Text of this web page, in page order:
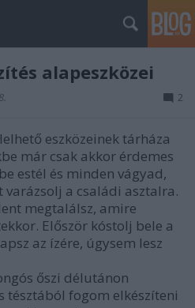
alapeszközei
2
eszközeinek tárháza
már csak akkor érdemes
estél és minden vágyad,
varázsolj a családi asztalra.
megtalálsz, amire
Először kóstolj bele a
az ízére, úgysem lesz
őszi délutánon
tésztából fogom elkészíteni